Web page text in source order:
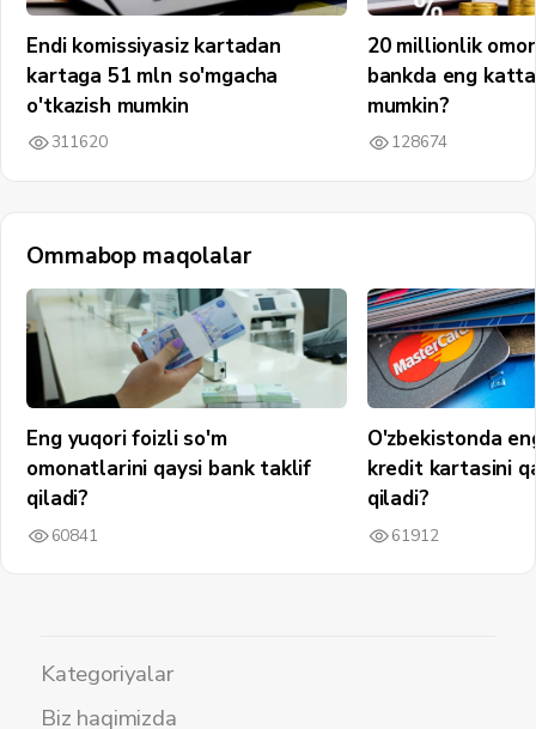
Endi komissiyasiz kartadan
kartaga 51 mln so'mgacha
o'tkazish mumkin
311620
20 millionlik
bankda eng
mumkin?
128674
Ommabop maqolalar
Eng yuqori foizli so'm
omonatlarini qaysi bank taklif
qiladi?
60841
O'zbekistonda
kredit kartasini
qiladi?
61912
Kategoriyalar
Biz haqimizda